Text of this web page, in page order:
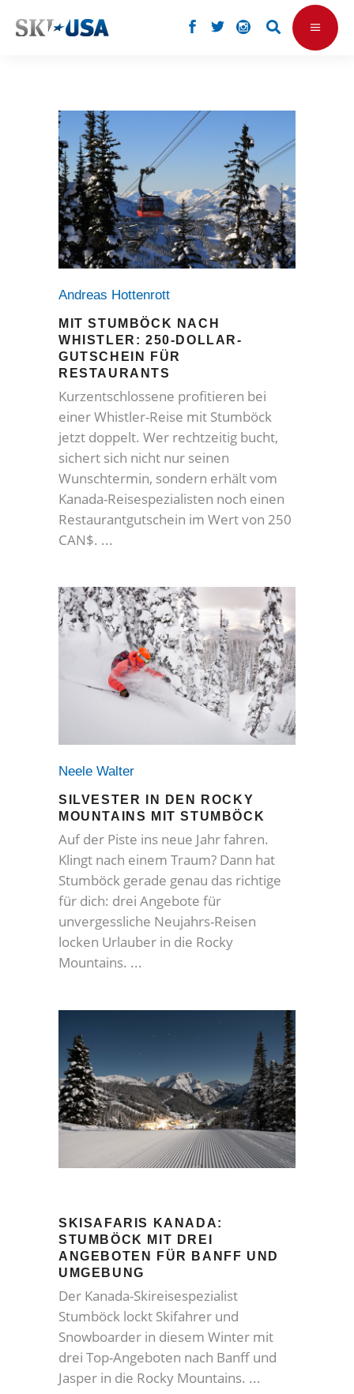
Andreas Hottenrott
MIT STUMBÖCK NACH
WHISTLER: 250-DOLLAR-
GUTSCHEIN FÜR
RESTAURANTS
Kurzentschlossene profitieren bei
einer Whistler-Reise mit Stumböck
jetzt doppelt. Wer rechtzeitig bucht,
sichert sich nicht nur seinen
Wunschtermin, sondern erhält vom
Kanada-Reisespezialisten noch einen
Restaurantgutschein im Wert von 250
CAN$.
Neele Walter
SILVESTER IN DEN ROCKY
MOUNTAINS MIT STUMBÖCK
Auf der Piste ins neue Jahr fahren.
Klingt nach einem Traum? Dann hat
Stumböck gerade genau das richtige
für dich: drei Angebote für
unvergessliche Neujahrs-Reisen
locken Urlauber in die Rocky
Mountains.
SKISAFARIS KANADA:
STUMBÖCK MIT DREI
ANGEBOTEN FÜR BANFF UND
UMGEBUNG
Der Kanada-Skireisespezialist
Stumböck lockt Skifahrer und
Snowboarder in diesem Winter mit
drei Top-Angeboten nach Banff und
Jasper in die Rocky Mountains.